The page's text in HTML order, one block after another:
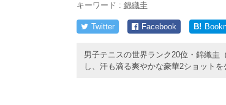
キーワード : 錦織圭
Twitter Facebook B!
男子テニスの世界ランク20位・錦織圭
し、汗も滴る爽やかな豪華2ショットを